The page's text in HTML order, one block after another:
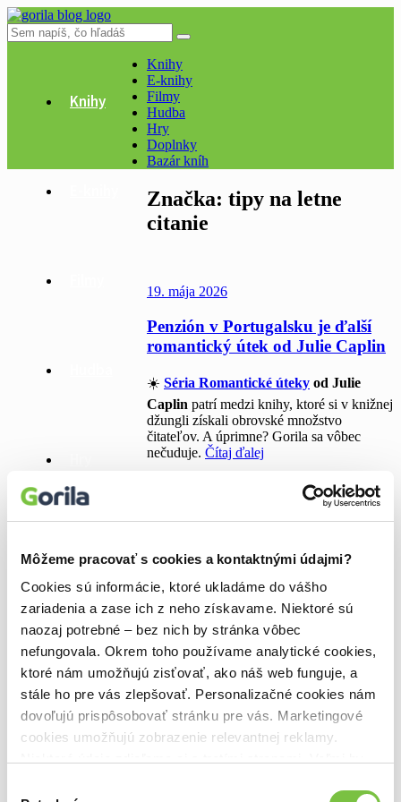
Môžeme pracovať s cookies a kontaktnými údajmi?
Cookies sú informácie, ktoré ukladáme do vášho
zariadenia a zase ich z neho získavame. Niektoré sú
naozaj potrebné – bez nich by stránka vôbec
nefungovala. Okrem toho používame analytické cookies,
ktoré nám umožňujú zisťovať, ako náš web funguje, a
stále ho pre vás zlepšovať. Personalizačné cookies nám
dovoľujú prispôsobovať stránku pre vás. Marketingové
cookies umožňujú zobrazenie relevantnej reklamy.
Knihy
Bazár kníh
Knihy
E-knihy
Filmy
Hudba
Hry
Doplnky
Bazár kníh
Značka: tipy na letne
citanie
19. mája 2026
Penzión v Portugalsku je ďalší
romantický útek od Julie Caplin
☀️ Séria Romantické úteky od Julie
Caplin patrí medzi knihy, ktoré si v knižnej
džungli získali obrovské množstvo
čitateľov. A úprimne? Gorila sa vôbec
nečuduje. Čítaj ďalej
Najnovšie články 🌱
Manipulácia ako zbraň
8. kniha Roberta Galbraitha? Puncovaný
muž!
Dystopická séria, ktorá vás nepustí
Kúzelný šlabikár pomáha deťom objaviť radosť z čítania
Odysea, ktorá vás pripraví na Nolanov film
Vyhľadávanie 🔎